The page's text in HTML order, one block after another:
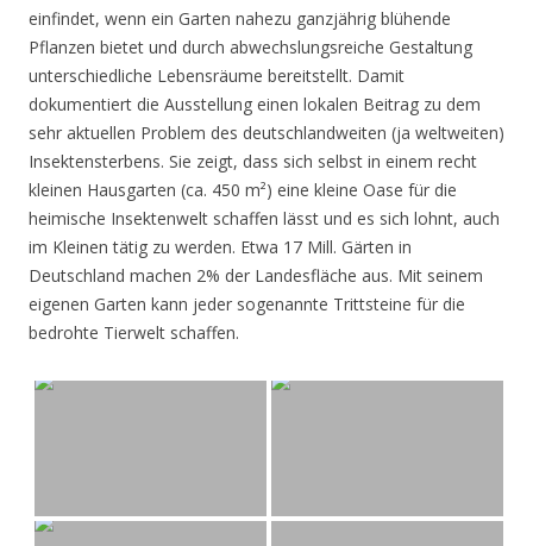
einfindet, wenn ein Garten nahezu ganzjährig blühende
Pflanzen bietet und durch abwechslungsreiche Gestaltung
unterschiedliche Lebensräume bereitstellt. Damit
dokumentiert die Ausstellung einen lokalen Beitrag zu dem
sehr aktuellen Problem des deutschlandweiten (ja weltweiten)
Insektensterbens. Sie zeigt, dass sich selbst in einem recht
kleinen Hausgarten (ca. 450 m²) eine kleine Oase für die
heimische Insektenwelt schaffen lässt und es sich lohnt, auch
im Kleinen tätig zu werden. Etwa 17 Mill. Gärten in
Deutschland machen 2% der Landesfläche aus. Mit seinem
eigenen Garten kann jeder sogenannte Trittsteine für die
bedrohte Tierwelt schaffen.